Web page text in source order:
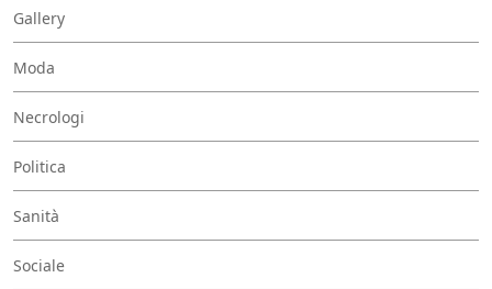
Gallery
Moda
Necrologi
Politica
Sanità
Sociale